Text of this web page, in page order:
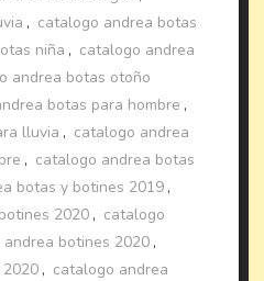
, catalogo andrea botas
niña , catalogo andrea
andrea botas otoño
botas para hombre ,
lluvia , catalogo andrea
, catalogo andrea botas
botas y botines 2019 ,
2020 , catalogo
botines 2020 ,
, catalogo andrea